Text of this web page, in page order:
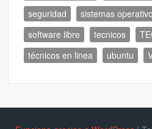
seguridad
sistemas
software libre
tecnicos
técnicos en linea
ubuntu